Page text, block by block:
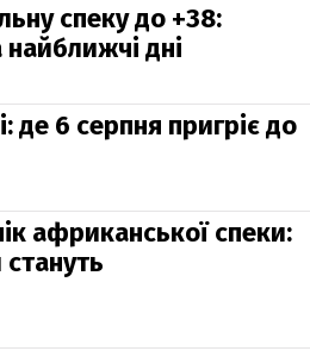
спеку до +38:
дні
де 6 серпня пригріє до
африканської спеки: